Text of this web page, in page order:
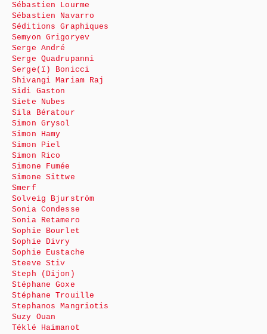
Sébastien Lourme
Sébastien Navarro
Séditions Graphiques
Semyon Grigoryev
Serge André
Serge Quadrupanni
Serge(ï) Bonicci
Shivangi Mariam Raj
Sidi Gaston
Siete Nubes
Sila Bératour
Simon Grysol
Simon Hamy
Simon Piel
Simon Rico
Simone Fumée
Simone Sittwe
Smerf
Solveig Bjurström
Sonia Condesse
Sonia Retamero
Sophie Bourlet
Sophie Divry
Sophie Eustache
Steeve Stiv
Steph (Dijon)
Stéphane Goxe
Stéphane Trouille
Stephanos Mangriotis
Suzy Ouan
Téklé Haimanot